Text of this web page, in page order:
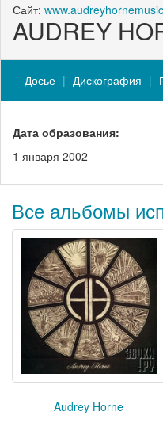
Сайт:
AUDREY
Досье Дискография
Дата образования:
1 января 2002
Все альбомы
Audrey Horne